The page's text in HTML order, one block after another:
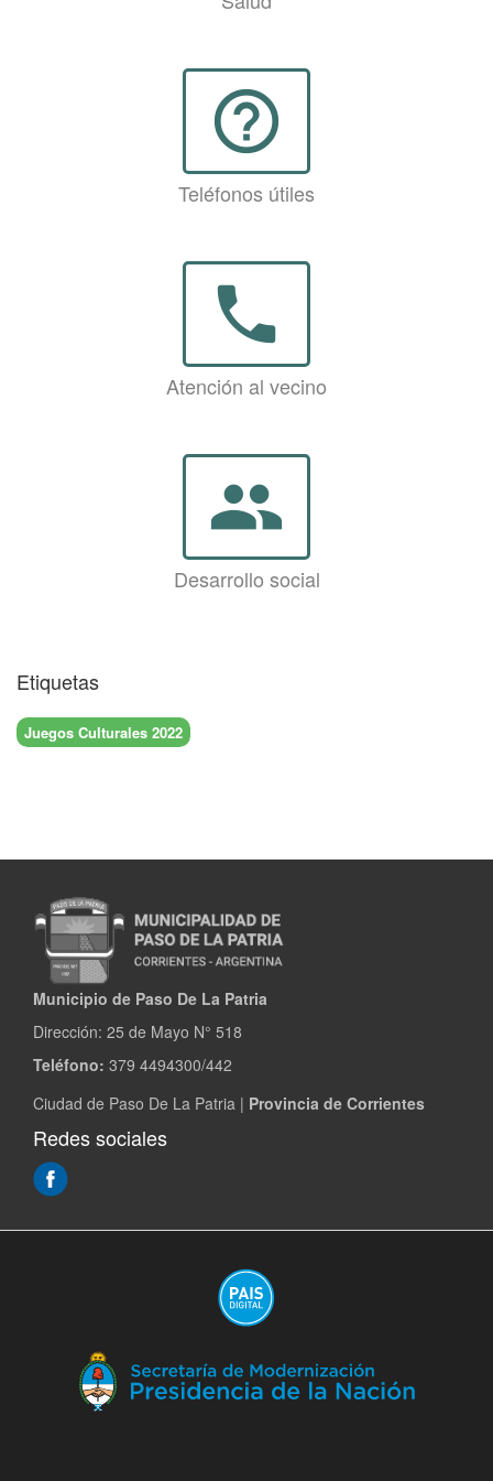
help_outline
Teléfonos útiles
phone
Atención al vecino
group
Desarrollo social
Etiquetas
Juegos Culturales 2022
Municipio de Paso De La Patria
Dirección: 25 de Mayo N° 518
Teléfono: 379 4494300/442
Ciudad de Paso De La Patria | Provincia de Corrientes
Redes sociales